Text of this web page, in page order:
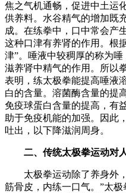
焦之气机通畅，促进中土运
供养料。水谷精气的增加既
成。在练拳中，口中常会产
这种口津有养肾的作用。根
津”。唾液中较稠厚的称为
滋养肾中精气的作用。所以
表明，练太极拳能提高唾液
白的含量。溶菌酶含量的提
免疫球蛋白含量的提高，有
助于免疫机能的加强。因此
吐出，以下降滋润周身。
二、传统太极拳运动对人
太极拳运动除了养身外，
筋骨皮，内练一口气。”太